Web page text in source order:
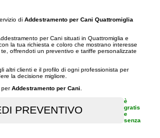
di Addestramento per Cani Quattromiglia
per Cani situati in Quattromiglia e
la tua richiesta e coloro che mostrano interesse
offrendoti un preventivo e tariffe personalizzate
altri clienti e il profilo di ogni professionista per
la decisione migliore.
perAddestramento per Cani
è
gratis
e
senza